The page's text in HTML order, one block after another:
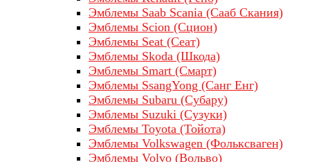
Эмблемы Saab Scania (Сааб Скания)
Эмблемы Scion (Сцион)
Эмблемы Seat (Сеат)
Эмблемы Skoda (Шкода)
Эмблемы Smart (Смарт)
Эмблемы SsangYong (Санг Енг)
Эмблемы Subaru (Субару)
Эмблемы Suzuki (Сузуки)
Эмблемы Toyota (Тойота)
Эмблемы Volkswagen (Фольксваген)
Эмблемы Volvo (Вольво)